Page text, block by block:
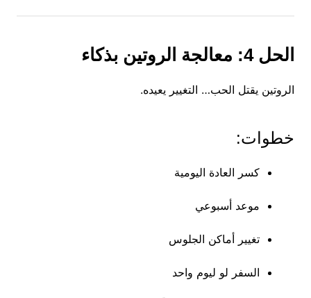
الحل 4: معالجة الروتين بذكاء
الروتين يقتل الحب… التغيير يعيده.
خطوات:
كسر العادة اليومية
موعد أسبوعي
تغيير أماكن الجلوس
السفر لو ليوم واحد